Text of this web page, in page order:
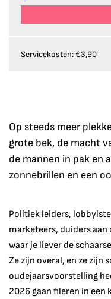
Servicekosten: €3,90
Op steeds meer
grote bek, de macht
de mannen in pak en
zonnebrillen en een
Politiek leiders,
marketeers, duiders
waar je liever de
Ze zijn overal, en ze zijn
oudejaarsvoorstelling
2026 gaan fileren in een